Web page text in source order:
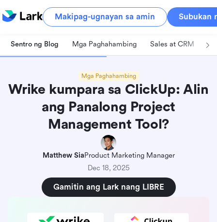
Makipag-ugnayan sa amin Subukan
Sentro ng Blog Mga Paghahambing Sales at CRM
Mga Paghahambing
Wrike kumpara sa ClickUp: Alin
ang Panalong Project
Management Tool?
Matthew SiaProduct Marketing Manager
Dec 18, 2025
Gamitin ang Lark nang LIBRE